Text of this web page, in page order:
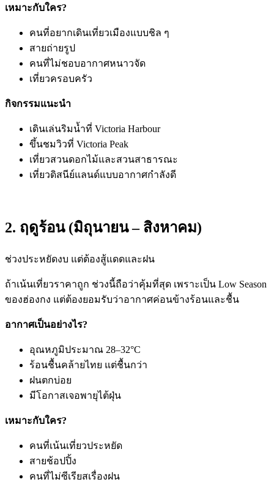
เหมาะกับใคร?
คนที่อยากเดินเที่ยวเมืองแบบชิล ๆ
สายถ่ายรูป
คนที่ไม่ชอบอากาศหนาวจัด
เที่ยวครอบครัว
กิจกรรมแนะนำ
เดินเล่นริมน้ำที่ Victoria Harbour
ขึ้นชมวิวที่ Victoria Peak
เที่ยวสวนดอกไม้และสวนสาธารณะ
เที่ยวดิสนีย์แลนด์แบบอากาศกำลังดี
2. ฤดูร้อน (มิถุนายน – สิงหาคม)
ช่วงประหยัดงบ แต่ต้องสู้แดดและฝน
ถ้าเน้นเที่ยวราคาถูก ช่วงนี้ถือว่าคุ้มที่สุด เพราะเป็น Low Season
ของฮ่องกง แต่ต้องยอมรับว่าอากาศค่อนข้างร้อนและชื้น
อากาศเป็นอย่างไร?
อุณหภูมิประมาณ 28–32°C
ร้อนชื้นคล้ายไทย แต่ชื้นกว่า
ฝนตกบ่อย
มีโอกาสเจอพายุไต้ฝุ่น
เหมาะกับใคร?
คนที่เน้นเที่ยวประหยัด
สายช้อปปิ้ง
คนที่ไม่ซีเรียสเรื่องฝน